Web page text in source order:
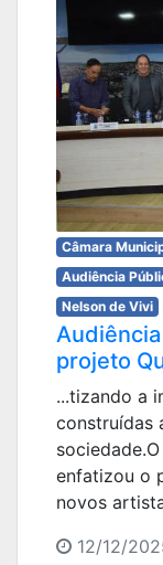
Câmara
Audiência
Nelson de Vivi
projeto
...tizando a
construídas
enfatizou o
novos
12/12/